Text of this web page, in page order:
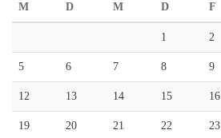
M D M D F
1 2
5 6 7 8 9
12 13 14 15 16
19 20 21 22 23